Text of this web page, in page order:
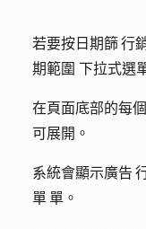
若要按日期篩 行
期範圍 下拉式選
在頁面底部的每
可展開。
系統會顯示廣告
單 單。